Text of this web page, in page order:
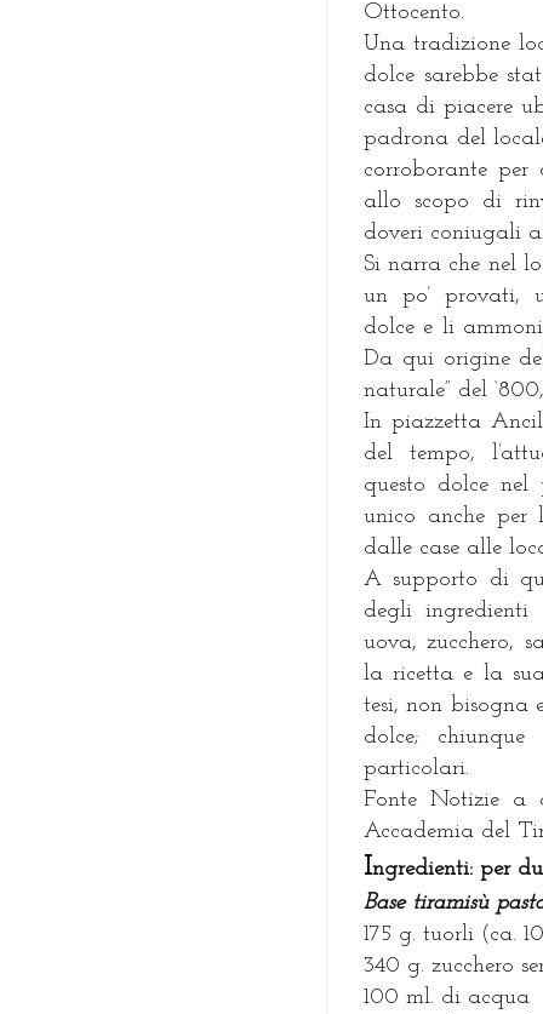
Ottocento.
Una tradizione
dolce sarebbe
casa di piacere
padrona del
corroborante
allo scopo di
doveri coniugali
Si narra che nel
un po’ provati,
dolce e li
Da qui origine
naturale” del
In piazzetta
del tempo,
questo dolce
unico anche per
dalle case alle
A supporto di
degli ingredienti
uova, zucchero,
la ricetta e la
tesi, non bisogna
dolce;
particolari.
Fonte Notizie a
Accademia del
Ingredienti: per
Base tiramisù
175 g. tuorli (ca.
340 g. zucchero
100 ml. di acqua